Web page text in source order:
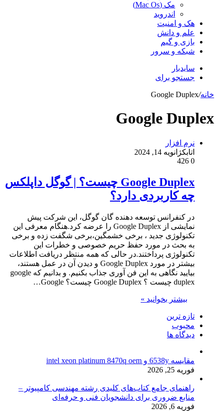
مک (Mac Os)
اندروید
هک و امنیت
علم و دانش
بازی و گیم
شبکه و سرور
سایدبار
جستجو برای
خانه/
Google Duplex
Google Duplex
نرم افزار
اتابکژانویه 14, 2024
0
Google Duplex چیست؟ | گوگل داپلکس
چه کاربردی دارد؟
در کنفرانس توسعه دهنده گان گوگل، این شرکت پیش
نمایشی از Google Duplex را عرضه کرد.هنگام معرفی این
تکنولوژی جدید ، برخی خشمگین،برخی شگفت زده و برخی
به بحث در مورد حفظ حریم خصوصی و خطرات این
تکنولوژی پرداختند.در حالی که همه منتظر دریافت اطلاعات
بیشتر در مورد Google Duplex و دیدن آن در عمل هستند،
بیایید نگاهی به این فن آوری جذاب بکنیم. و بدانیم که google
duplex چیست ؟ Google Duplex چیست؟ Google…
بیشتر بخوانید »
تازه ترین
محبوب
دیدگاه ها
مقایسه 6538y و intel xeon platinum 8470q oem
فوریه 25, 2026
راهنمای جامع کتاب‌های کلیدی رشته مهندسی کامپیوتر –
منابع ضروری برای دانشجویان فنی و حرفه‌ای
فوریه 6, 2026